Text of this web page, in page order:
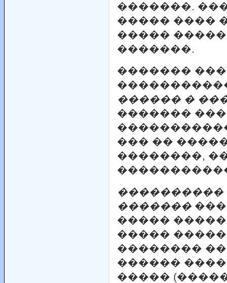
�������.
����� ����
�����
�������.
�������
������ �
�������
��� ��
��������,
����������
�������
�����
�����
��������
������
�����